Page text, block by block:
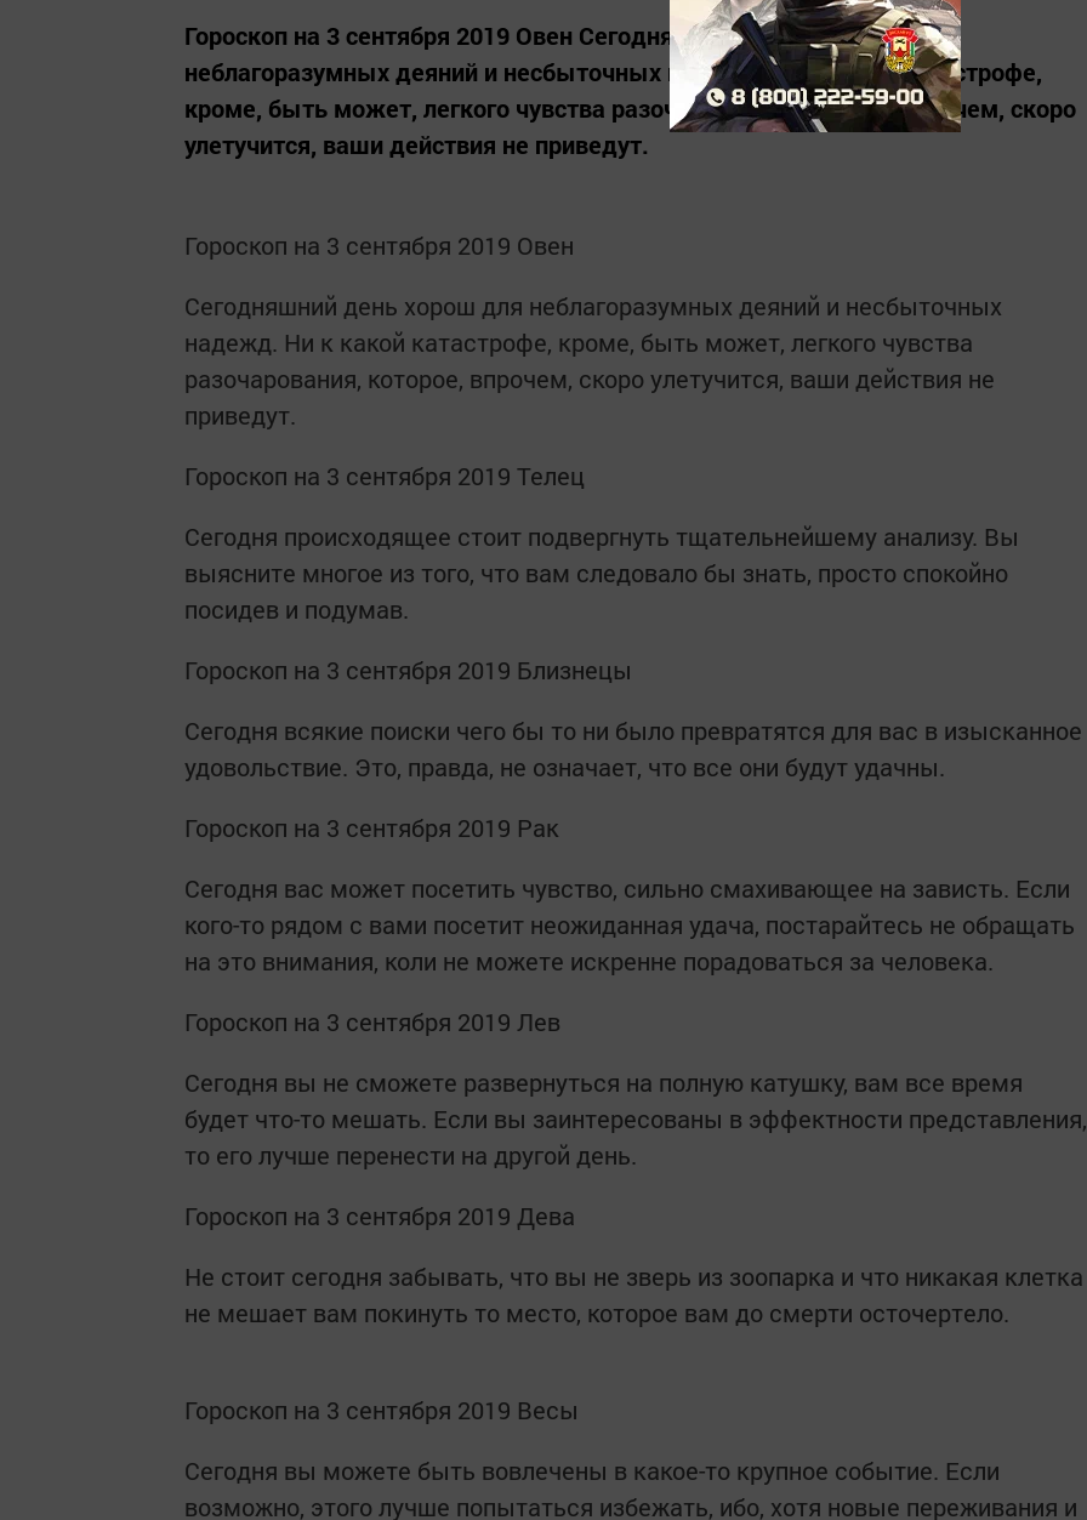
Гороскоп на 3 сентября 2019 Овен Сегодняшний день хорош для
неблагоразумных деяний и несбыточных надежд. Ни к какой катастрофе,
кроме, быть может, легкого чувства разочарования, которое, впрочем, скоро
улетучится, ваши действия не приведут.
Гороскоп на 3 сентября 2019 Овен
Сегодняшний день хорош для неблагоразумных деяний и несбыточных
надежд. Ни к какой катастрофе, кроме, быть может, легкого чувства
разочарования, которое, впрочем, скоро улетучится, ваши действия не
приведут.
Гороскоп на 3 сентября 2019 Телец
Сегодня происходящее стоит подвергнуть тщательнейшему анализу. Вы
выясните многое из того, что вам следовало бы знать, просто спокойно
посидев и подумав.
Гороскоп на 3 сентября 2019 Близнецы
Сегодня всякие поиски чего бы то ни было превратятся для вас в изысканное
удовольствие. Это, правда, не означает, что все они будут удачны.
Гороскоп на 3 сентября 2019 Рак
Сегодня вас может посетить чувство, сильно смахивающее на зависть. Если
кого-то рядом с вами посетит неожиданная удача, постарайтесь не обращать
на это внимания, коли не можете искренне порадоваться за человека.
Гороскоп на 3 сентября 2019 Лев
Сегодня вы не сможете развернуться на полную катушку, вам все время
будет что-то мешать. Если вы заинтересованы в эффектности представления,
то его лучше перенести на другой день.
Гороскоп на 3 сентября 2019 Дева
Не стоит сегодня забывать, что вы не зверь из зоопарка и что никакая клетка
не мешает вам покинуть то место, которое вам до смерти осточертело.
Гороскоп на 3 сентября 2019 Весы
Сегодня вы можете быть вовлечены в какое-то крупное событие. Если
возможно, этого лучше попытаться избежать, ибо, хотя новые переживания и